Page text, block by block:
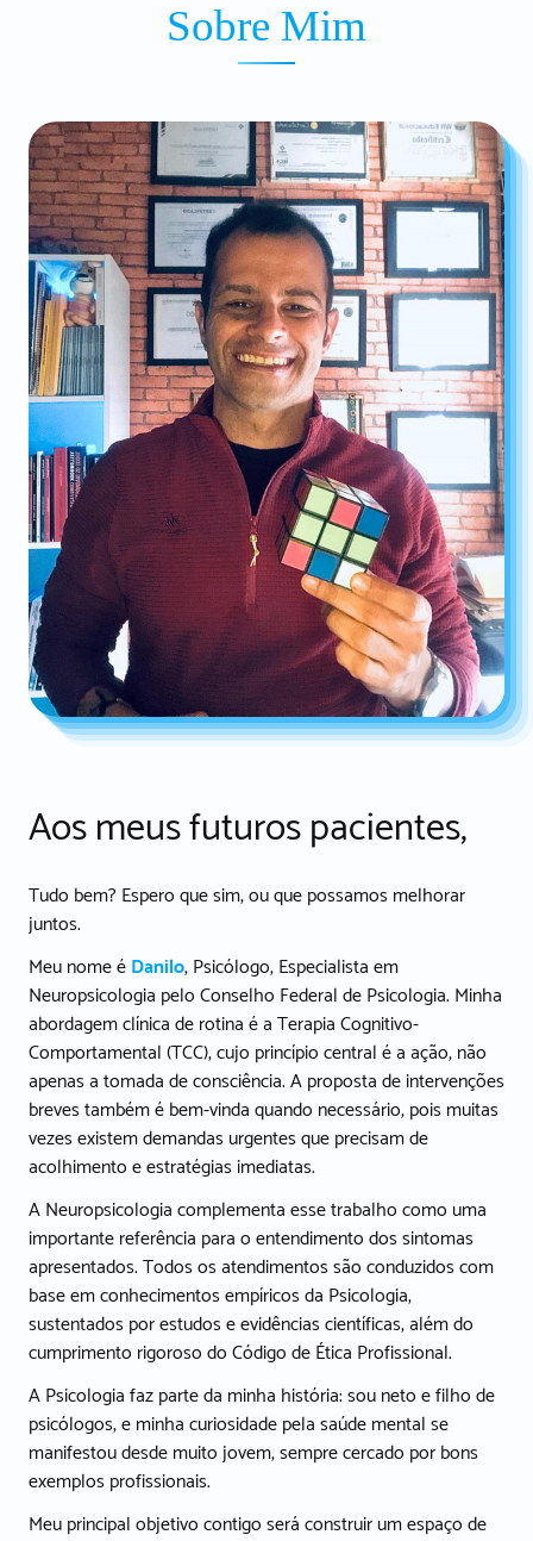
Sobre Mim
Aos meus futuros pacientes,
Tudo bem? Espero que sim, ou que possamos melhorar
juntos.
Meu nome éDanilo, Psicólogo, Especialista em
Neuropsicologia pelo Conselho Federal de Psicologia. Minha
abordagem clínica de rotina é a Terapia Cognitivo-
Comportamental (TCC), cujo princípio central é a ação, não
apenas a tomada de consciência. A proposta de intervenções
breves também é bem-vinda quando necessário, pois muitas
vezes existem demandas urgentes que precisam de
acolhimento e estratégias imediatas.
A Neuropsicologia complementa esse trabalho como uma
importante referência para o entendimento dos sintomas
apresentados. Todos os atendimentos são conduzidos com
base em conhecimentos empíricos da Psicologia,
sustentados por estudos e evidências científicas, além do
cumprimento rigoroso do Código de Ética Profissional.
A Psicologia faz parte da minha história: sou neto e filho de
psicólogos, e minha curiosidade pela saúde mental se
manifestou desde muito jovem, sempre cercado por bons
exemplos profissionais.
Meu principal objetivo contigo será construir um espaço de